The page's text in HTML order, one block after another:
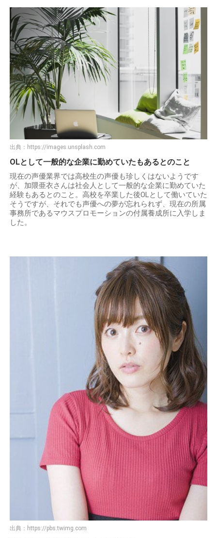
出典： https://images.unsplash.com
OLとして一般的な企業に勤めていたもあるとのこと
現在の声優業界では高校生の声優も珍しくはないようです
が、加隈亜衣さんは社会人として一般的な企業に勤めていた
経験もあるとのこと。高校を卒業した後OLとして働いていた
そうですが、それでも声優への夢が忘れられず、現在の所属
事務所であるマウスプロモーションの付属養成所に入学しま
した。
出典： https://pbs.twimg.com